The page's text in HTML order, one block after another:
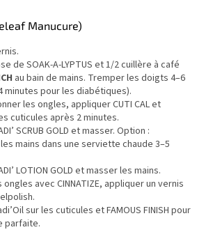
Manucure)
de SOAK-A-LYPTUS et 1/2 cuillère à café
au bain de mains. Tremper les doigts 4–6
minutes pour les diabétiques).
les ongles, appliquer CUTI CAL et
cuticules après 2 minutes.
SCRUB GOLD et masser. Option :
mains dans une serviette chaude 3–5
LOTION GOLD et masser les mains.
avec CINNATIZE, appliquer un vernis
sur les cuticules et FAMOUS FINISH pour
parfaite.